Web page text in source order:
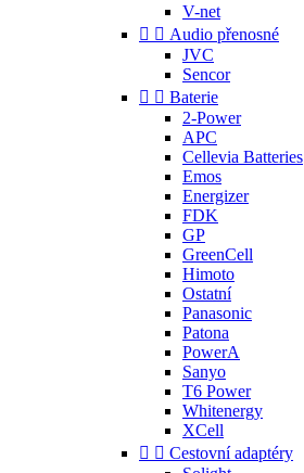
V-net
  Audio přenosné
JVC
Sencor
  Baterie
2-Power
APC
Cellevia Batteries
Emos
Energizer
FDK
GP
GreenCell
Himoto
Ostatní
Panasonic
Patona
PowerA
Sanyo
T6 Power
Whitenergy
XCell
  Cestovní adaptéry